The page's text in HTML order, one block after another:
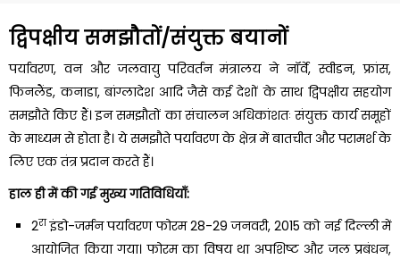
द्विपक्षीय समझौतों/संयुक्त बयानों
पर्यावरण, वन और जलवायु परिवर्तन मंत्रालय ने नॉर्वे, स्वीडन, फ्रांस,
फिनलैंड, कनाडा, बांग्लादेश आदि जैसे कई देशों के साथ द्विपक्षीय सहयोग
समझौते किए हैं। इन समझौतों का संचालन अधिकांशतः संयुक्त कार्य समूहों
के माध्यम से होता है। ये समझौते पर्यावरण के क्षेत्र में बातचीत और परामर्श के
लिए एक तंत्र प्रदान करते हैं।
हाल ही में की गई मुख्य गतिविधियाँ:
2राइंडो-जर्मन पर्यावरण फोरम 28-29 जनवरी, 2015 को नई दिल्ली में
आयोजित किया गया। फोरम का विषय था अपशिष्ट और जल प्रबंधन,